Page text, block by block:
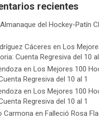
recientes
Almanaque del Hockey-Patín
Cáceres en Los
Cuenta Regresiva del 10
en Los Mejores 100
Regresiva del 10 al 1
en Los Mejores 100
Regresiva del 10 al 1
Carmona en Falleció Rosa